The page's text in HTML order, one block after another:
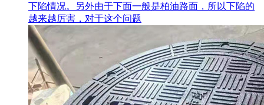
下陷情况。另外由于下面一般是柏油路面，所以下陷的
越来越厉害，对于这个问题